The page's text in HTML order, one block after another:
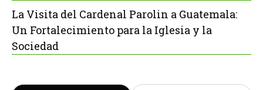
La Visita del Cardenal Parolin a Guatemala:
Un Fortalecimiento para la Iglesia y la
Sociedad